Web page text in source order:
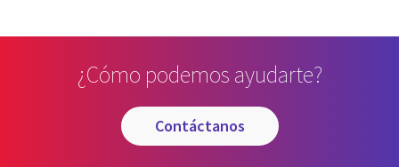
¿Cómo podemos ayudarte?
contáctanos